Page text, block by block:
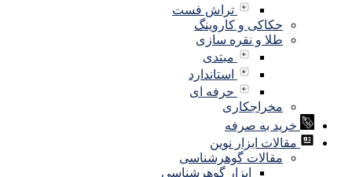
تراش فست
حکاکی و کاروینگ
طلا و نقره سازی
مبتدی
استاندارد
حرفه ای
مخراجکاری
خرید به صرفه
مقالات ابزار نوین
مقالات گوهرشناسی
ابزار گوهرشناسی